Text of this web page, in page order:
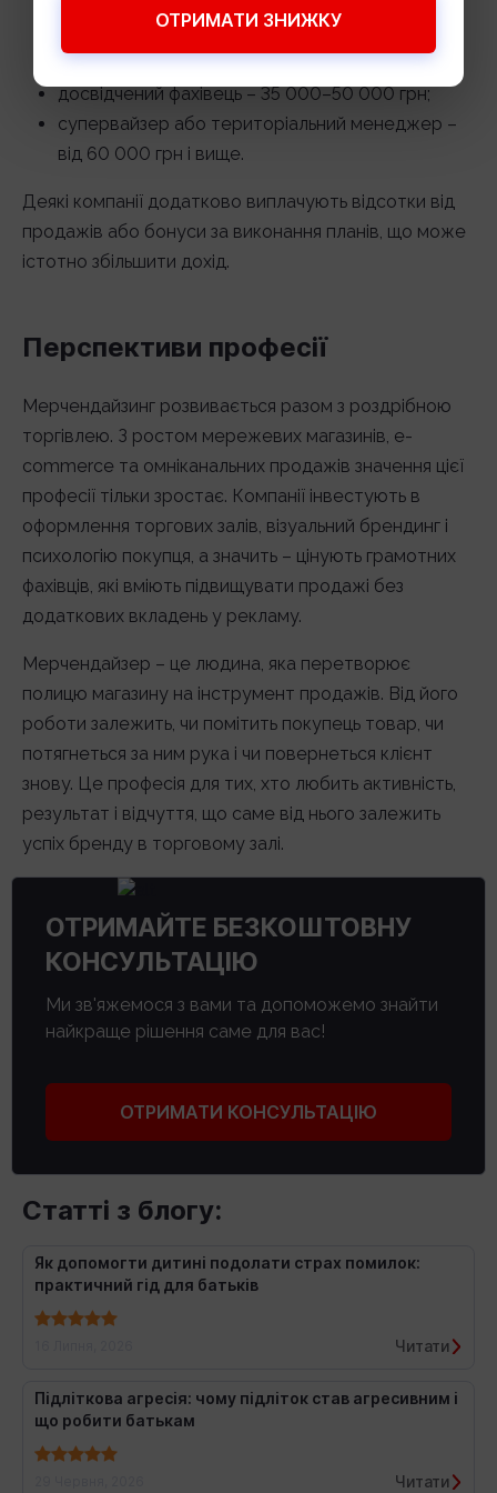
ОТРИМАТИ ЗНИЖКУ
початківець мерчендайзер – 20 000–30 000
грн;
досвідчений фахівець – 35 000–50 000 грн;
супервайзер або територіальний менеджер –
від 60 000 грн і вище.
Деякі компанії додатково виплачують відсотки від
продажів або бонуси за виконання планів, що може
істотно збільшити дохід.
Перспективи професії
Мерчендайзинг розвивається разом з роздрібною
торгівлею. З ростом мережевих магазинів, e-
commerce та омніканальних продажів значення цієї
професії тільки зростає. Компанії інвестують в
оформлення торгових залів, візуальний брендинг і
психологію покупця, а значить – цінують грамотних
фахівців, які вміють підвищувати продажі без
додаткових вкладень у рекламу.
Мерчендайзер – це людина, яка перетворює
полицю магазину на інструмент продажів. Від його
роботи залежить, чи помітить покупець товар, чи
потягнеться за ним рука і чи повернеться клієнт
знову. Це професія для тих, хто любить активність,
результат і відчуття, що саме від нього залежить
успіх бренду в торговому залі.
ОТРИМАЙТЕ БЕЗКОШТОВНУ
КОНСУЛЬТАЦІЮ
Ми зв'яжемося з вами та допоможемо знайти
найкраще рішення саме для вас!
ОТРИМАТИ КОНСУЛЬТАЦІЮ
Статті з блогу:
Як допомогти дитині подолати страх помилок:
практичний гід для батьків
Читати
Підліткова агресія: чому підліток став агресивним і
що робити батькам
Читати